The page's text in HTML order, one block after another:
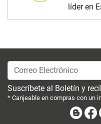
líder en
Correo Electrónico
Suscríbete al Boletín y
* Canjeable en compras con un
Blog